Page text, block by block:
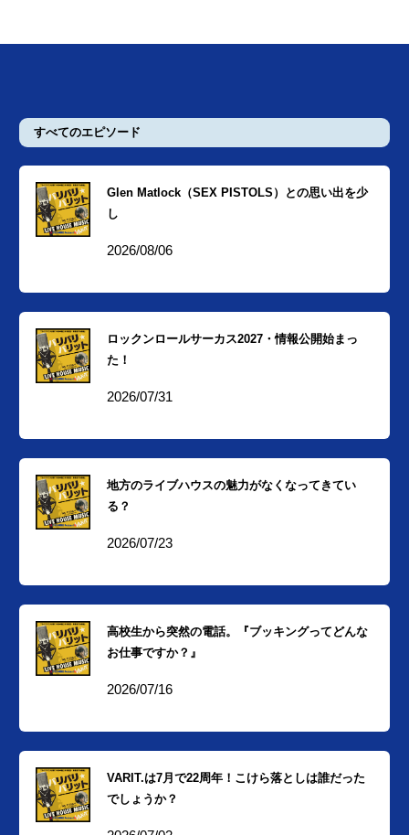
すべてのエピソード
Glen Matlock（SEX PISTOLS）との思い出を少
し
2026/08/06
ロックンロールサーカス2027・情報公開始まっ
た！
2026/07/31
地方のライブハウスの魅力がなくなってきてい
る？
2026/07/23
高校生から突然の電話。『ブッキングってどんな
お仕事ですか？』
2026/07/16
VARIT.は7月で22周年！こけら落としは誰だった
でしょうか？